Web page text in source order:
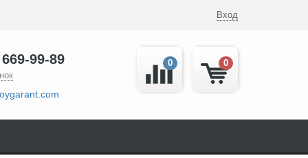
Вход
99-89 0
0